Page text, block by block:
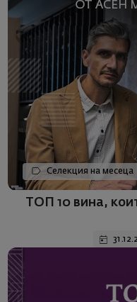
Селекция на месеца
ТОП 10 вина,